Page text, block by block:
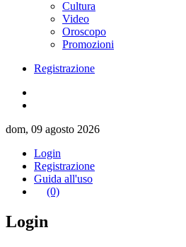
Cultura
Video
Oroscopo
Promozioni
Registrazione
dom, 09 agosto 2026
Login
Registrazione
Guida all'uso
(0)
Login